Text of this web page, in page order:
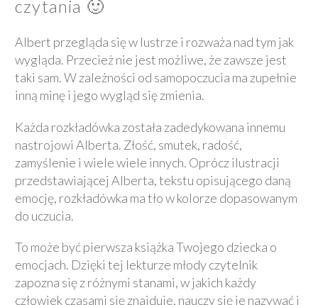
czytania 🙂
Albert przegląda się w lustrze i rozważa nad tym jak
wygląda. Przecież nie jest możliwe, że zawsze jest
taki sam. W zależności od samopoczucia ma zupełnie
inną minę i jego wygląd się zmienia.
Każda rozkładówka została zadedykowana innemu
nastrojowi Alberta. Złość, smutek, radość,
zamyślenie i wiele wiele innych. Oprócz ilustracji
przedstawiającej Alberta, tekstu opisującego daną
emocję, rozkładówka ma tło w kolorze dopasowanym
do uczucia.
To może być pierwsza książka Twojego dziecka o
emocjach. Dzięki tej lekturze młody czytelnik
zapozna się z różnymi stanami, w jakich każdy
człowiek czasami się znajduje, nauczy się je nazywać i